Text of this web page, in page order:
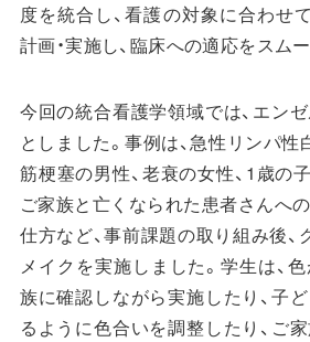
度を統合し、看護の対象に合わせ
計画・実施し、臨床への適応をスム
今回の統合看護学領域では、エン
としました。事例は、急性リンパ性
筋梗塞の男性、老衰の女性、1歳の
ご家族と亡くなられた患者さんへ
仕方など、事前課題の取り組み後、
メイクを実施しました。学生は、
族に確認しながら実施したり、子
るように色合いを調整したり、ご